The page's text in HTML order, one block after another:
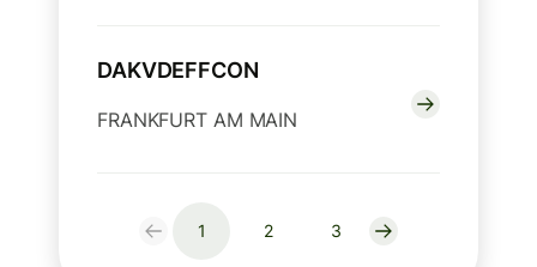
DAKVDEFFCON
FRANKFURT AM MAIN
1 2 3